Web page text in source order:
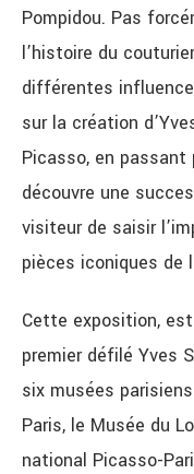
Pompidou. Pas
l’histoire du
différentes
sur la création
Picasso, en passant
découvre une
visiteur de saisir
pièces iconiques de
Cette exposition,
premier défilé Yves
six musées
Paris, le Musée du
national Picasso-